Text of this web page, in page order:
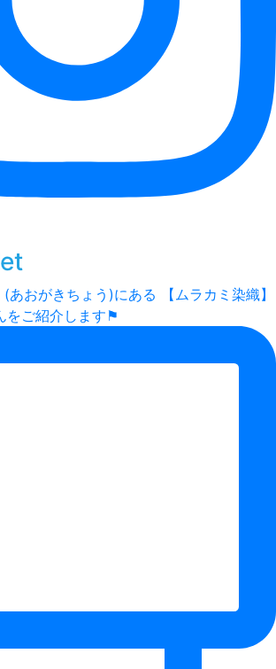
あおがきちょう)にある 【ムラカミ染織】
をご紹介します⚑